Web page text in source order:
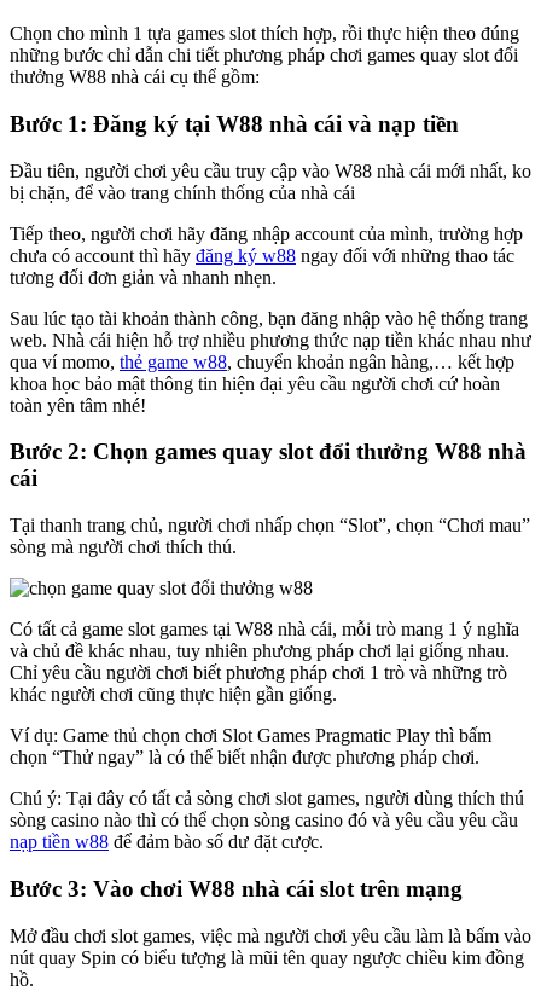
Chọn cho mình 1 tựa games slot thích hợp, rồi thực hiện theo đúng
những bước chỉ dẫn chi tiết phương pháp chơi games quay slot đổi
thưởng W88 nhà cái cụ thể gồm:
Bước 1: Đăng ký tại W88 nhà cái và nạp tiền
Đầu tiên, người chơi yêu cầu truy cập vào W88 nhà cái mới nhất, ko
bị chặn, để vào trang chính thống của nhà cái
Tiếp theo, người chơi hãy đăng nhập account của mình, trường hợp
chưa có account thì hãy đăng ký w88 ngay đối với những thao tác
tương đối đơn giản và nhanh nhẹn.
Sau lúc tạo tài khoản thành công, bạn đăng nhập vào hệ thống trang
web. Nhà cái hiện hỗ trợ nhiều phương thức nạp tiền khác nhau như
qua ví momo, thẻ game w88, chuyển khoản ngân hàng,… kết hợp
khoa học bảo mật thông tin hiện đại yêu cầu người chơi cứ hoàn
toàn yên tâm nhé!
Bước 2: Chọn games quay slot đổi thưởng W88 nhà
cái
Tại thanh trang chủ, người chơi nhấp chọn “Slot”, chọn “Chơi mau”
sòng mà người chơi thích thú.
Có tất cả game slot games tại W88 nhà cái, mỗi trò mang 1 ý nghĩa
và chủ đề khác nhau, tuy nhiên phương pháp chơi lại giống nhau.
Chỉ yêu cầu người chơi biết phương pháp chơi 1 trò và những trò
khác người chơi cũng thực hiện gần giống.
Ví dụ: Game thủ chọn chơi Slot Games Pragmatic Play thì bấm
chọn “Thử ngay” là có thể biết nhận được phương pháp chơi.
Chú ý: Tại đây có tất cả sòng chơi slot games, người dùng thích thú
sòng casino nào thì có thể chọn sòng casino đó và yêu cầu yêu cầu
nạp tiền w88 để đảm bào số dư đặt cược.
Bước 3: Vào chơi W88 nhà cái slot trên mạng
Mở đầu chơi slot games, việc mà người chơi yêu cầu làm là bấm vào
nút quay Spin có biểu tượng là mũi tên quay ngược chiều kim đồng
hồ.